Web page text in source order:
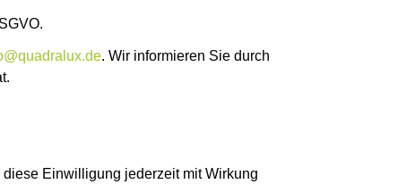
. Wir informieren Sie durch
Einwilligung jederzeit mit Wirkung